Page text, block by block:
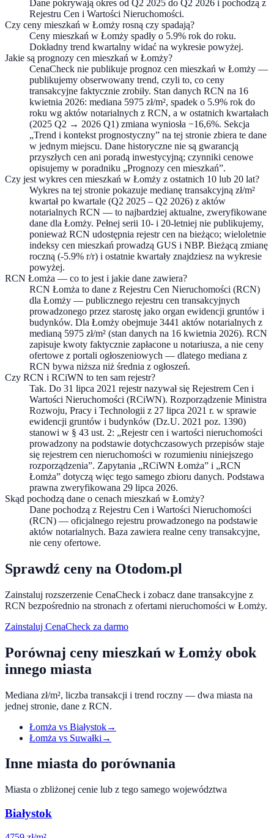
Dane pokrywają okres od Q2 2025 do Q2 2026 i pochodzą z
Rejestru Cen i Wartości Nieruchomości.
Czy ceny mieszkań w Łomży rosną czy spadają?
Ceny mieszkań w Łomży spadły o 5.9% rok do roku.
Dokładny trend kwartalny widać na wykresie powyżej.
Jakie są prognozy cen mieszkań w Łomży?
CenaCheck nie publikuje prognoz cen mieszkań w Łomży —
publikujemy obserwowany trend, czyli to, co ceny
transakcyjne faktycznie zrobiły. Stan danych RCN na 16
kwietnia 2026: mediana 5975 zł/m², spadek o 5.9% rok do
roku wg aktów notarialnych z RCN, a w ostatnich kwartałach
(2025 Q2 → 2026 Q1) zmiana wyniosła −16,6%. Sekcja
„Trend i kontekst prognostyczny” na tej stronie zbiera te dane
w jednym miejscu. Dane historyczne nie są gwarancją
przyszłych cen ani poradą inwestycyjną; czynniki cenowe
opisujemy w poradniku „Prognozy cen mieszkań”.
Czy jest wykres cen mieszkań w Łomży z ostatnich 10 lub 20 lat?
Wykres na tej stronie pokazuje medianę transakcyjną zł/m²
kwartał po kwartale (Q2 2025 – Q2 2026) z aktów
notarialnych RCN — to najbardziej aktualne, zweryfikowane
dane dla Łomży. Pełnej serii 10- i 20-letniej nie publikujemy,
ponieważ RCN udostępnia rejestr cen na bieżąco; wieloletnie
indeksy cen mieszkań prowadzą GUS i NBP. Bieżącą zmianę
roczną (-5.9% r/r) i ostatnie kwartały znajdziesz na wykresie
powyżej.
RCN Łomża — co to jest i jakie dane zawiera?
RCN Łomża to dane z Rejestru Cen Nieruchomości (RCN)
dla Łomży — publicznego rejestru cen transakcyjnych
prowadzonego przez starostę jako organ ewidencji gruntów i
budynków. Dla Łomży obejmuje 3441 aktów notarialnych z
medianą 5975 zł/m² (stan danych na 16 kwietnia 2026). RCN
zapisuje kwoty faktycznie zapłacone u notariusza, a nie ceny
ofertowe z portali ogłoszeniowych — dlatego mediana z
RCN bywa niższa niż średnia z ogłoszeń.
Czy RCN i RCiWN to ten sam rejestr?
Tak. Do 31 lipca 2021 rejestr nazywał się Rejestrem Cen i
Wartości Nieruchomości (RCiWN). Rozporządzenie Ministra
Rozwoju, Pracy i Technologii z 27 lipca 2021 r. w sprawie
ewidencji gruntów i budynków (Dz.U. 2021 poz. 1390)
stanowi w § 43 ust. 2: „Rejestr cen i wartości nieruchomości
prowadzony na podstawie dotychczasowych przepisów staje
się rejestrem cen nieruchomości w rozumieniu niniejszego
rozporządzenia”. Zapytania „RCiWN Łomża” i „RCN
Łomża” dotyczą więc tego samego zbioru danych. Podstawa
prawna zweryfikowana 29 lipca 2026.
Skąd pochodzą dane o cenach mieszkań w Łomży?
Dane pochodzą z Rejestru Cen i Wartości Nieruchomości
(RCN) — oficjalnego rejestru prowadzonego na podstawie
aktów notarialnych. Baza zawiera realne ceny transakcyjne,
nie ceny ofertowe.
Sprawdź ceny na Otodom.pl
Zainstaluj rozszerzenie CenaCheck i zobacz dane transakcyjne z
RCN bezpośrednio na stronach z ofertami nieruchomości w Łomży.
Zainstaluj CenaCheck za darmo
Porównaj ceny mieszkań wŁomży obok
innego miasta
Mediana zł/m², liczba transakcji i trend roczny — dwa miasta na
jednej stronie, dane z RCN.
Łomża vs Białystok→
Łomża vs Suwałki →
Inne miasta do porównania
Miasta o zbliżonej cenie lub z tego samego województwa
Białystok